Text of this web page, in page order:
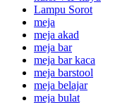
Lampu Sorot
meja
meja akad
meja bar
meja bar kaca
meja barstool
meja belajar
meja bulat